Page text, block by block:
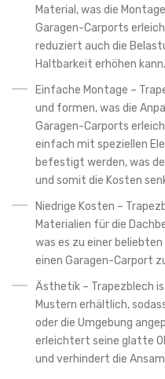
Material, was die
Garagen-Carports
reduziert auch die
Haltbarkeit erhöhen kann.
Einfache Montage –
und formen, was die
Garagen-Carports
einfach mit speziellen
befestigt werden, was
und somit die Kosten
Niedrige Kosten –
Materialien für die
was es zu einer
einen Garagen-Carport
Ästhetik – Trapezblech
Mustern erhältlich,
oder die Umgebung
erleichtert seine glatte
und verhindert die